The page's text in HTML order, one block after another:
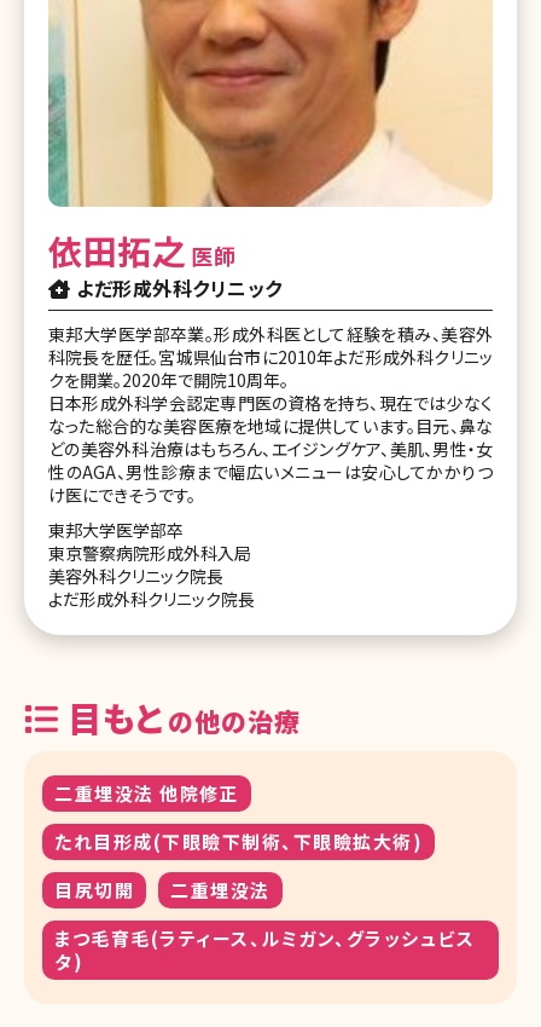
依田拓之 医師
よだ形成外科クリニック
東邦大学医学部卒業。形成外科医として経験を積み、美容外
科院長を歴任。宮城県仙台市に2010年よだ形成外科クリニッ
クを開業。2020年で開院10周年。
日本形成外科学会認定専門医の資格を持ち、現在では少なく
なった総合的な美容医療を地域に提供しています。目元、鼻な
どの美容外科治療はもちろん、エイジングケア、美肌、男性・女
性のAGA、男性診療まで幅広いメニューは安心してかかりつ
け医にできそうです。
東邦大学医学部卒
東京警察病院形成外科入局
美容外科クリニック院長
よだ形成外科クリニック院長
目もと の他の治療
二重埋没法 他院修正
たれ目形成(下眼瞼下制術、下眼瞼拡大術)
目尻切開
二重埋没法
まつ毛育毛(ラティース、ルミガン、グラッシュビス
タ)